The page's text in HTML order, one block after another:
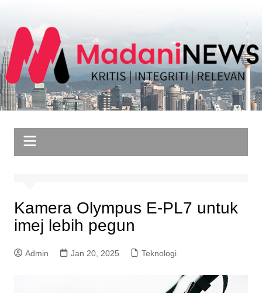
content
Kamera Olympus E-PL7 untuk
imej lebih pegun
Admin Jan 20, 2025 Teknologi